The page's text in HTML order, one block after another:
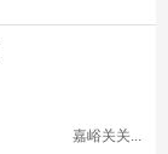
嘉峪关关...